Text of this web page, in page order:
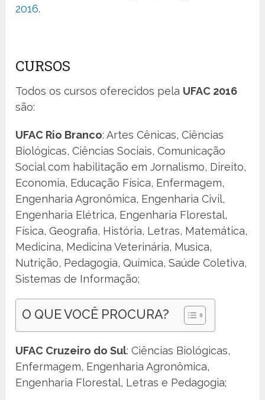
2016.
CURSOS
Todos os cursos oferecidos pela UFAC 2016
são:
UFAC Rio Branco: Artes Cênicas, Ciências
Biológicas, Ciências Sociais, Comunicação
Social com habilitação em Jornalismo, Direito,
Economia, Educação Física, Enfermagem,
Engenharia Agronômica, Engenharia Civil,
Engenharia Elétrica, Engenharia Florestal,
Física, Geografia, História, Letras, Matemática,
Medicina, Medicina Veterinária, Musica,
Nutrição, Pedagogia, Química, Saúde Coletiva,
Sistemas de Informação;
O QUE VOCÊ PROCURA?
UFAC Cruzeiro do Sul: Ciências Biológicas,
Enfermagem, Engenharia Agronômica,
Engenharia Florestal, Letras e Pedagogia;